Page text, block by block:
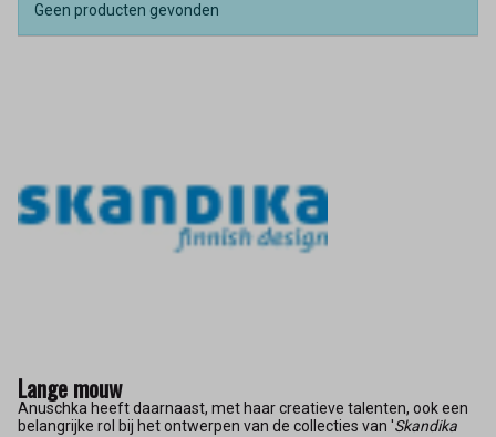
Geen producten gevonden
Lange mouw
Anuschka heeft daarnaast, met haar creatieve talenten, ook een
belangrijke rol bij het ontwerpen van de collecties van 'Skandika